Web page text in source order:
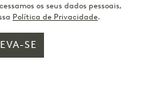
os seus dados pessoais,
Política de Privacidade.
SE